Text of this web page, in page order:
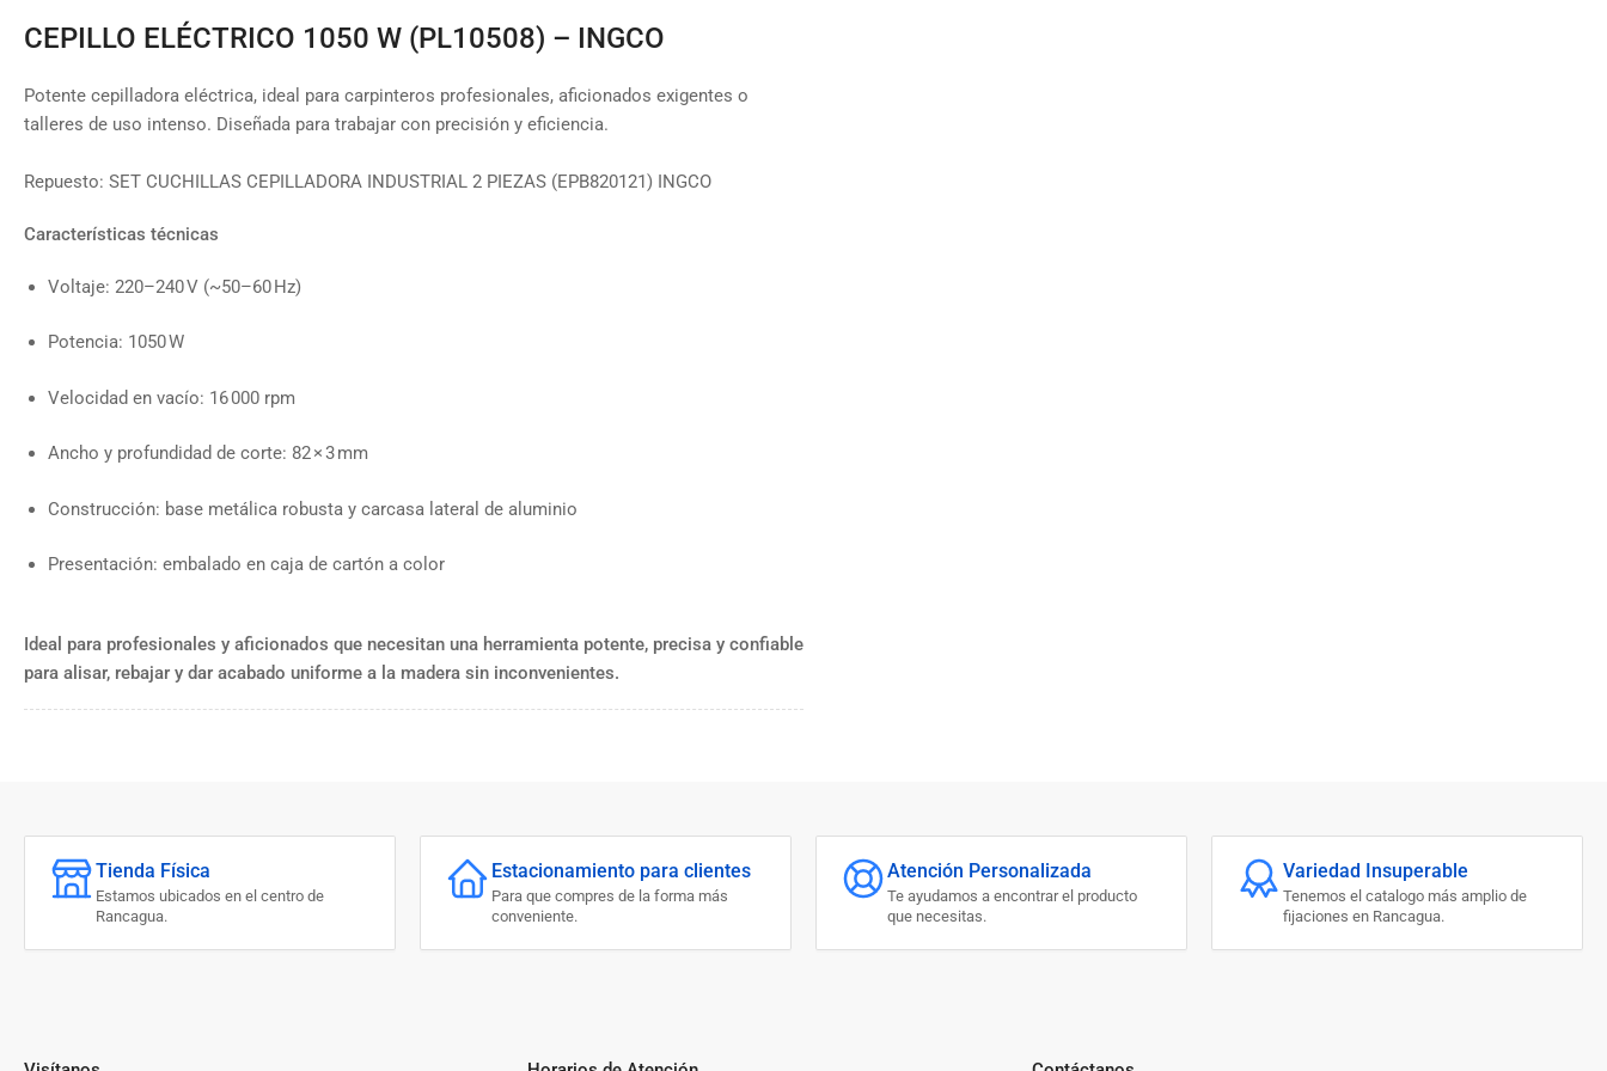
CEPILLO ELÉCTRICO 1050 W (PL10508) – INGCO
Potente cepilladora eléctrica, ideal para carpinteros profesionales, aficionados exigentes o
talleres de uso intenso. Diseñada para trabajar con precisión y eficiencia.
Repuesto: SET CUCHILLAS CEPILLADORA INDUSTRIAL 2 PIEZAS (EPB820121) INGCO
Características técnicas
Voltaje: 220–240 V (~50–60 Hz)
Potencia: 1050 W
Velocidad en vacío: 16 000 rpm
Ancho y profundidad de corte: 82 × 3 mm
Construcción: base metálica robusta y carcasa lateral de aluminio
Presentación: embalado en caja de cartón a color
Ideal para profesionales y aficionados que necesitan una herramienta potente, precisa y confiable
para alisar, rebajar y dar acabado uniforme a la madera sin inconvenientes.
Tienda Física
Estamos ubicados en el centro de
Rancagua.
Estacionamiento para clientes
Para que compres de la forma más
conveniente.
Atención Personalizada
Te ayudamos a encontrar el producto
que necesitas.
Variedad Insuperable
Tenemos el catalogo más amplio de
fijaciones en Rancagua.